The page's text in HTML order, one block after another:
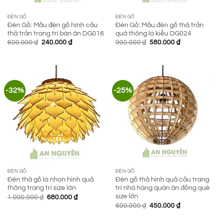
ĐÈN GỖ
Đèn Gỗ: Mẫu đèn gỗ hình cầu
thả trần trang trí bàn ăn DG016
600.000₫ Giá
240.000 ₫Giá
ĐÈN GỖ
Đèn Gỗ: Mẫu đèn gỗ thả trần
quả thông lá kiểu DG024
900.000₫ Giá
580.000 ₫Giá
-32%
ĐÈN GỖ
Đèn thả gỗ lá nhọn hình quả
thông trang trí size lớn
1.000.000₫ Giá
680.000 ₫Giá
-25%
ĐÈN GỖ
Đèn gỗ thả hình quả cầu trang
trí nhà hàng quán ăn đồng quê
size lớn
600.000₫ Giá
450.000 ₫Giá